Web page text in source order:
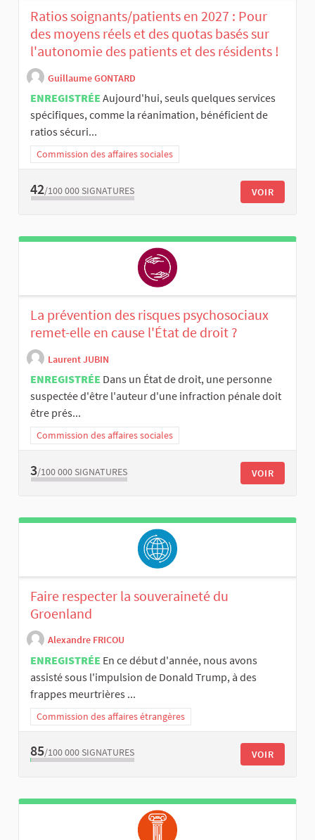
Ratios soignants/patients en 2027 : Pour
des moyens réels et des quotas basés sur
l'autonomie des patients et des résidents !
Guillaume GONTARD
ENREGISTRÉE Aujourd'hui, seuls quelques services
spécifiques, comme la réanimation, bénéficient de
ratios sécuri...
Commission des affaires sociales
42/100 000 SIGNATURES VOIR
La prévention des risques psychosociaux
remet-elle en cause l'État de droit ?
Laurent JUBIN
ENREGISTRÉE Dans un État de droit, une personne
suspectée d'être l'auteur d'une infraction pénale doit
être prés...
Commission des affaires sociales
3/100 000 SIGNATURES VOIR
Faire respecter la souveraineté du
Groenland
Alexandre FRICOU
ENREGISTRÉE En ce début d'année, nous avons
assisté sous l'impulsion de Donald Trump, à des
frappes meurtrières ...
Commission des affaires étrangères
85/100 000 SIGNATURES VOIR